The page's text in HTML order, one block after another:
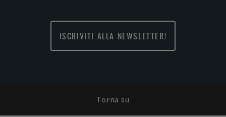
ISCRIVITI ALLA NEWSLETTER!
Torna su